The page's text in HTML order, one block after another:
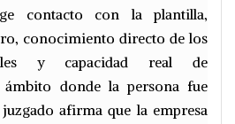
contacto con la plantilla,
conocimiento directo de los
y capacidad real de
donde la persona fue
afirma que la empresa